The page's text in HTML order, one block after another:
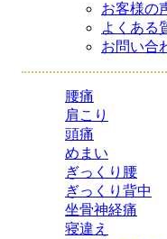
お客様の
よくある
お問い合
腰痛
肩こり
頭痛
めまい
ぎっくり腰
ぎっくり背中
坐骨神経痛
寝違え